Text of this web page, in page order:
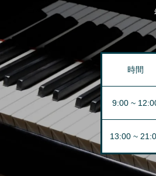
時間
9:00 ~
13:00 ~